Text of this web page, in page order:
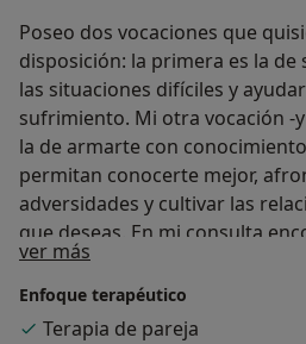
Poseo dos vocaciones que
disposición: la primera es la
las situaciones difíciles y
sufrimiento. Mi otra vocación -
la de armarte con
permitan conocerte mejor,
adversidades y cultivar las
que deseas. En mi consulta
donde tú eres el foco y donde
alta, sin miedo a ser juzgado/a
cuenta.
ver más
Enfoque terapéutico
Terapia de pareja